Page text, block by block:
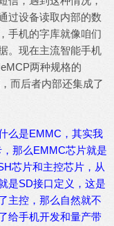
过设备读取内部的数
手机的字库就像咱们
。现在主流智能手机
两种规格的
而后者内部还集成了
么是EMMC，其实我
那么EMMC芯片就是
芯片和主控芯片，从
是SD接口定义，这是
主控，那么自然就不
给手机开发和量产带